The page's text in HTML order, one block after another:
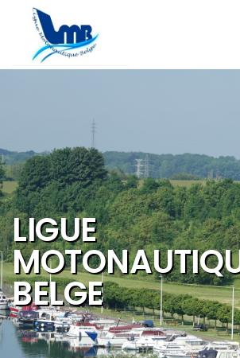
NOS OBJECTIFS
DE
DEVELOPPER :
Les activités
sports
Le tourisme
qualité